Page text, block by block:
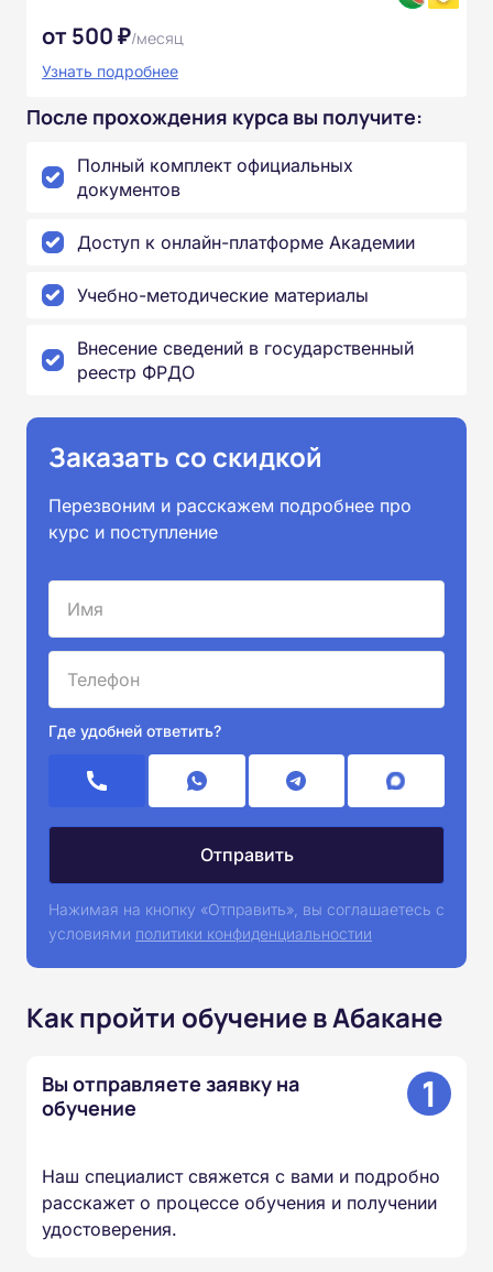
от 500 ₽/месяц
Узнать подробнее
После прохождения курса вы получите:
Полный комплект официальных
документов
Доступ к онлайн-платформе Академии
Учебно-методические материалы
Внесение сведений в государственный
реестр ФРДО
Заказать со скидкой
Перезвоним и расскажем подробнее про
курс и поступление
Где удобней ответить?
Нажимая на кнопку «Отправить», вы соглашаетесь с
условиями политики конфиденциальностии
Как пройти обучение в Абакане
Вы отправляете заявку на
обучение
1
Наш специалист свяжется с вами и подробно
расскажет о процессе обучения и получении
удостоверения.